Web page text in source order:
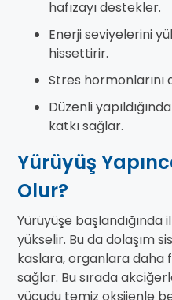
hafızayı destekler.
Enerji seviyelerini
hissettirir.
Stres hormonlarını
Düzenli
katkı sağlar.
Yürüyüş
Olur?
Yürüyüşe başlandığında
yükselir. Bu da dolaşım
kaslara, organlara daha
sağlar. Bu sırada